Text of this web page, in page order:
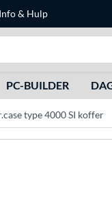
Info & Hulp
PC-BUILDER
type 4000 SI koffer